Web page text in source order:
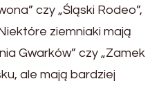
czy „Śląski Rodeo”,
ziemniaki mają
Gwarków” czy „Zamek
ale mają bardziej